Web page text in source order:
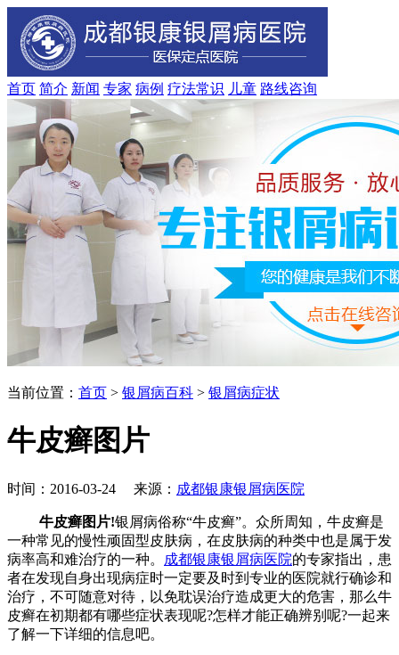
首页 简介 新闻 专家 病例 疗法常识 儿童 路线咨询
当前位置： 首页 > 银屑病百科 > 银屑病症状
牛皮癣图片
时间：2016-03-24 来源： 成都银康银屑病医院
牛皮癣图片!银屑病俗称“牛皮癣”。众所周知，牛皮癣是
一种常见的慢性顽固型皮肤病，在皮肤病的种类中也是属于发
病率高和难治疗的一种。
成都银康银屑病医院的专家指出，患
者在发现自身出现病症时一定要及时到专业的医院就行确诊和
治疗，不可随意对待，以免耽误治疗造成更大的危害，那么牛
皮癣在初期都有哪些症状表现呢?怎样才能正确辨别呢?一起来
了解一下详细的信息吧。